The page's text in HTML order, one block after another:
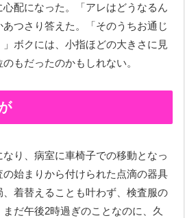
配になった。「アレはどうなるん
つさり答えた。「そのうちお通じ
ボクには、小指ほどの大きさに見
もだったのかもしれない。
り、病室に車椅子での移動となっ
始まりから付けられた点滴の器具
着替えることも叶わず、検査服の
だ午後2時過ぎのことなのに、久